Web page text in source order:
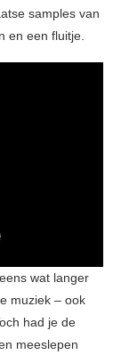
samples van
en een fluitje.
wat langer
muziek – ook
had je de
meeslepen